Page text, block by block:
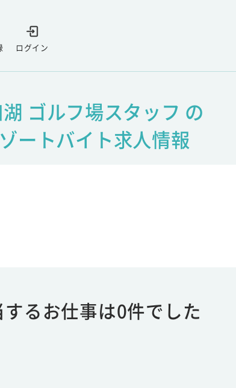
ログイン
ゴルフ場スタッフ の
ートバイト求人情報
するお仕事は0件でした